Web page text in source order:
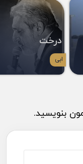
درخت
ابی
بنویسید.